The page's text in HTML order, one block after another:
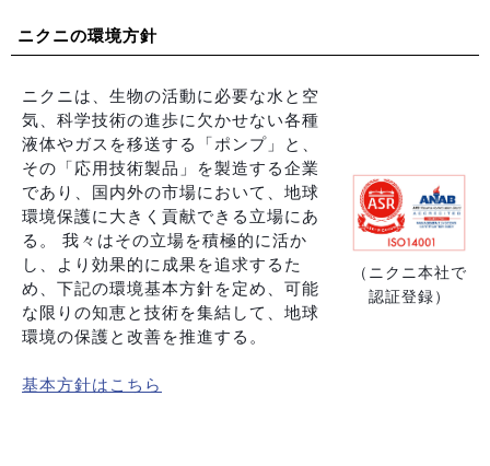
ニクニの環境方針
ニクニは、生物の活動に必要な水と空
気、科学技術の進歩に欠かせない各種
液体やガスを移送する「ポンプ」と、
その「応用技術製品」を製造する企業
であり、国内外の市場において、地球
環境保護に大きく貢献できる立場にあ
る。 我々はその立場を積極的に活か
し、より効果的に成果を追求するた
め、下記の環境基本方針を定め、可能
な限りの知恵と技術を集結して、地球
環境の保護と改善を推進する。
基本方針はこちら
（ニクニ本社で
認証登録）